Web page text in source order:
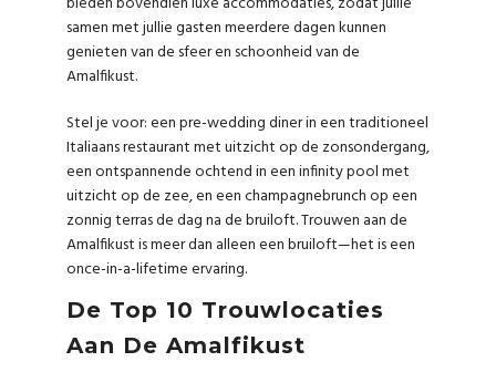
samen met jullie gasten meerdere dagen kunnen
genieten van de sfeer en schoonheid van de
Amalfikust.
Stel je voor: een pre-wedding diner in een traditioneel
Italiaans restaurant met uitzicht op de zonsondergang,
een ontspannende ochtend in een infinity pool met
uitzicht op de zee, en een champagnebrunch op een
zonnig terras de dag na de bruiloft. Trouwen aan de
Amalfikust is meer dan alleen een bruiloft—het is een
once-in-a-lifetime ervaring.
De Top 10 Trouwlocaties
Aan De Amalfikust